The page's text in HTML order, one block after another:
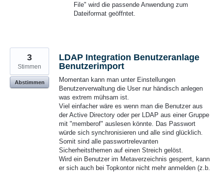
File" wird die passende Anwendung zum
Dateiformat geöffntet.
LDAP Integration Benutzeranlage
Benutzerimport
Momentan kann man unter Einstellungen
Benutzerverwaltung die User nur händisch anlegen
was extrem mühsam ist.
Viel einfacher wäre es wenn man die Benutzer aus
der Active Directory oder per LDAP aus einer Gruppe
mit "memberof" auslesen könnte. Das Passwort
würde sich synchronisieren und alle sind glücklich.
Somit sind alle passwortrelevanten
Sicherheitsthemen auf einen Streich gelöst.
Wird ein Benutzer im Metaverzeichnis gesperrt, kann
er sich auch bei Topkontor nicht mehr anmelden (z.b.
3
Stimmen
Abstimmen